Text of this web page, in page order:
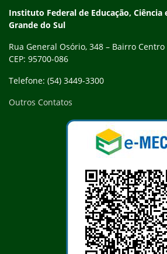
Contato
Instituto Federal de Educação, Ciência
Grande do Sul
Rua General Osório, 348 – Bairro Centro
CEP: 95700-086
Telefone: (54) 3449-3300
Outros Contatos